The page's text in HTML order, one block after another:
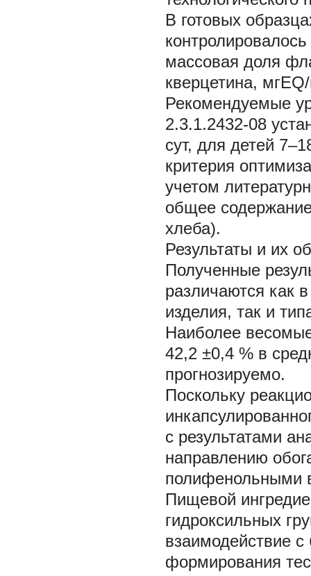
В готовых
массовая доля
кверцетина,
Рекомендуемые
2.3.1.2432-08
сут, для детей
критерия
учетом
общее
хлеба).
Результаты и их
Полученные
различаются как
изделия, так и
Наиболее
42,2 ±0,4 % в
прогнозируемо.
Поскольку
с результатами
направлению
полифенольными
Пищевой
гидроксильных
взаимодействие
формирования